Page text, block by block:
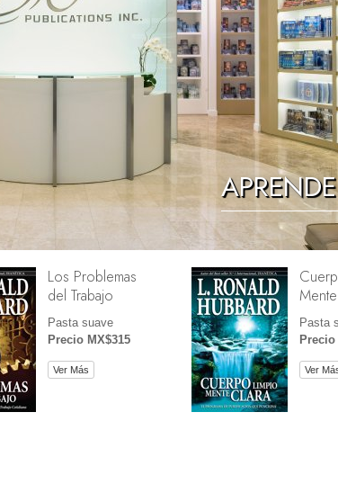
La Integridad y la Honestidad
El Matrimonio
La Escala Tonal Emocional
Respuestas a las Drogas
Herramientas para el
La Ética y las Condiciones
La Causa de la Supresión
Investigaciones
Los Fundamentos de la
Los Fundamentos de las
Públicas
Los Problemas
del Trabajo
Pasta suave
Precio MX$315
Ver Más
Pasta
Precio
Ver